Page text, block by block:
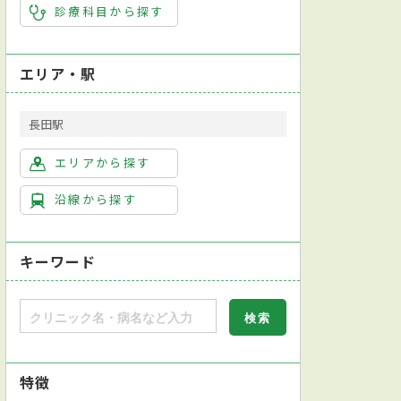
診療科目から探す
エリア・駅
長田駅
エリアから探す
沿線から探す
キーワード
特徴